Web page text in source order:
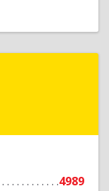
4989
ул, дом №